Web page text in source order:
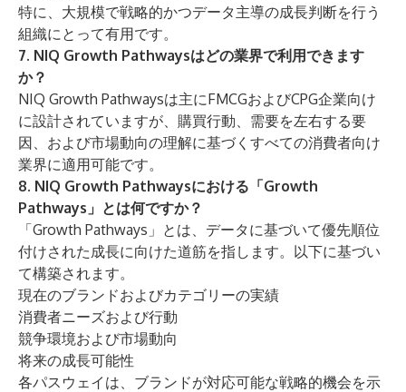
特に、大規模で戦略的かつデータ主導の成長判断を行う
組織にとって有用です。
7. NIQ Growth Pathwaysはどの業界で利用できます
か？
NIQ Growth Pathwaysは主にFMCGおよびCPG企業向け
に設計されていますが、購買行動、需要を左右する要
因、および市場動向の理解に基づくすべての消費者向け
業界に適用可能です。
8. NIQ Growth Pathwaysにおける「Growth
Pathways」とは何ですか？
「Growth Pathways」とは、データに基づいて優先順位
付けされた成長に向けた道筋を指します。以下に基づい
て構築されます。
現在のブランドおよびカテゴリーの実績
消費者ニーズおよび行動
競争環境および市場動向
将来の成長可能性
各パスウェイは、ブランドが対応可能な戦略的機会を示